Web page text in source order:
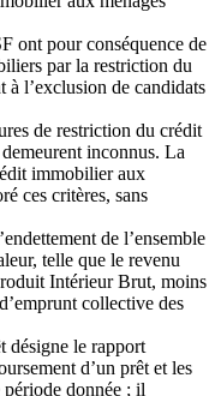
ont pour conséquence de
par la restriction du
l’exclusion de candidats
de restriction du crédit
inconnus. La
immobilier aux
ces critères, sans
de l’ensemble
telle que le revenu
Intérieur Brut, moins
collective des
désigne le rapport
d’un prêt et les
période donnée ; il